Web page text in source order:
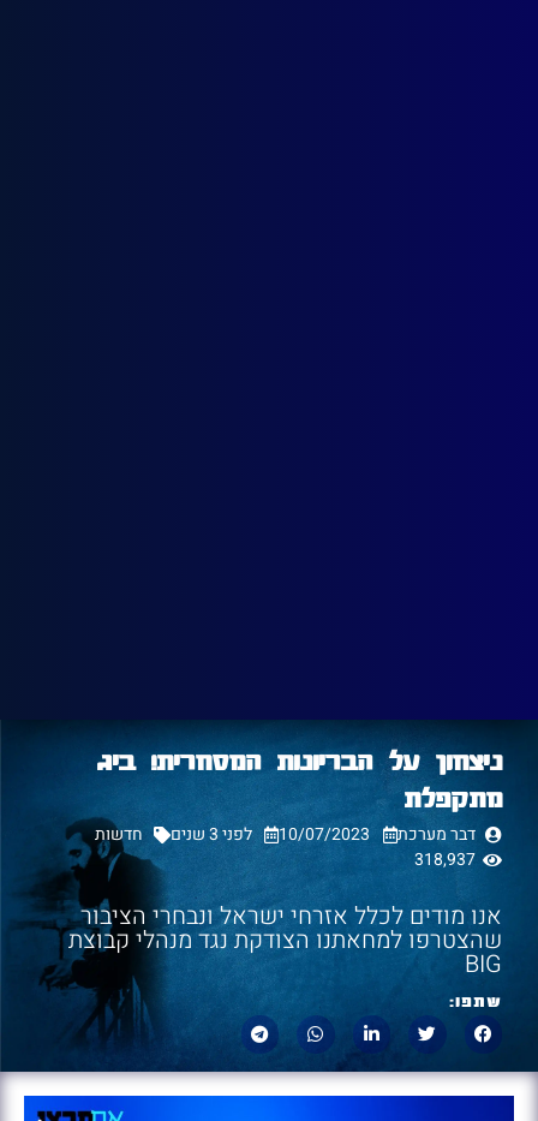
ניצחון על הבריונות המסחרית! ביג
מתקפלת
דבר מערכת 10/07/2023 לפני 3 שנים
חדשות
318,937
אנו מודים לכלל אזרחי ישראל ונבחרי הציבור
שהצטרפו למחאתנו הצודקת נגד מנהלי קבוצת
BIG
שתפו: